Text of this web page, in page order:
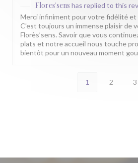
Flores'sens has replied to this
Merci infiniment pour votre fidélité et
C’est toujours un immense plaisir de
Florès’sens. Savoir que vous
plats et notre accueil nous touche
bientôt pour un nouveau moment
1 2 3